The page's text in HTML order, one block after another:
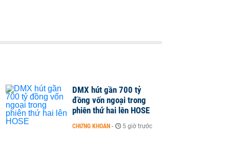
DMX hút gần 700 tỷ
đồng vốn ngoại trong
phiên thứ hai lên HOSE
CHỨNG KHOÁN - 5 giờ trước